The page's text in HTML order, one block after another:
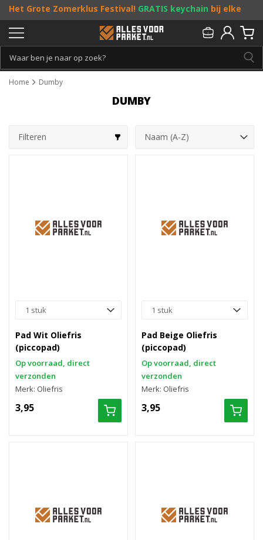
Het Grote Zomerklus Festival! GRATIS keychain bij elke
bestelling vanaf €25, entoffe acties! Doe je mee?
Persoonlijk & gratis advies:013 - 207 00 01
Home Dumby
DUMBY
Filteren
Pad Wit Oliefris
(piccopad)
Op voorraad, direct
verzonden
Merk: Oliefris
3,95
Pad Beige Oliefris
(piccopad)
Op voorraad, direct
verzonden
Merk: Oliefris
3,95